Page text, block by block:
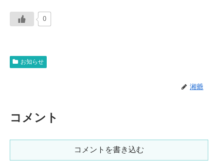
0
お知らせ
湘爺
コメント
コメントを書き込む